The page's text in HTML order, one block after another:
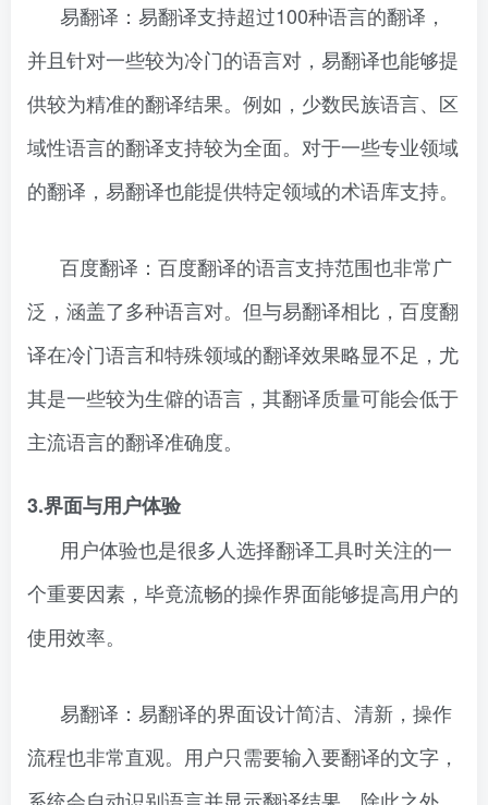
易翻译：易翻译支持超过100种语言的翻译，
并且针对一些较为冷门的语言对，易翻译也能够提
供较为精准的翻译结果。例如，少数民族语言、区
域性语言的翻译支持较为全面。对于一些专业领域
的翻译，易翻译也能提供特定领域的术语库支持。
百度翻译：百度翻译的语言支持范围也非常广
泛，涵盖了多种语言对。但与易翻译相比，百度翻
译在冷门语言和特殊领域的翻译效果略显不足，尤
其是一些较为生僻的语言，其翻译质量可能会低于
主流语言的翻译准确度。
3.界面与用户体验
用户体验也是很多人选择翻译工具时关注的一
个重要因素，毕竟流畅的操作界面能够提高用户的
使用效率。
易翻译：易翻译的界面设计简洁、清新，操作
流程也非常直观。用户只需要输入要翻译的文字，